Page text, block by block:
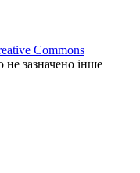
Commons
не зазначено інше